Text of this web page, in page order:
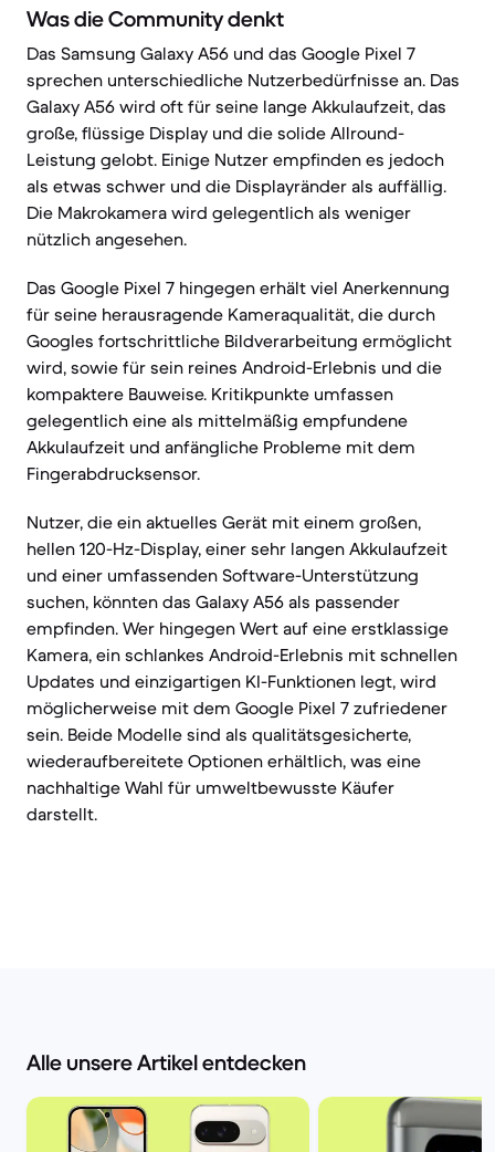
Was die Community denkt
Das Samsung Galaxy A56 und das Google Pixel 7
sprechen unterschiedliche Nutzerbedürfnisse an. Das
Galaxy A56 wird oft für seine lange Akkulaufzeit, das
große, flüssige Display und die solide Allround-
Leistung gelobt. Einige Nutzer empfinden es jedoch
als etwas schwer und die Displayränder als auffällig.
Die Makrokamera wird gelegentlich als weniger
nützlich angesehen.
Das Google Pixel 7 hingegen erhält viel Anerkennung
für seine herausragende Kameraqualität, die durch
Googles fortschrittliche Bildverarbeitung ermöglicht
wird, sowie für sein reines Android-Erlebnis und die
kompaktere Bauweise. Kritikpunkte umfassen
gelegentlich eine als mittelmäßig empfundene
Akkulaufzeit und anfängliche Probleme mit dem
Fingerabdrucksensor.
Nutzer, die ein aktuelles Gerät mit einem großen,
hellen 120-Hz-Display, einer sehr langen Akkulaufzeit
und einer umfassenden Software-Unterstützung
suchen, könnten das Galaxy A56 als passender
empfinden. Wer hingegen Wert auf eine erstklassige
Kamera, ein schlankes Android-Erlebnis mit schnellen
Updates und einzigartigen KI-Funktionen legt, wird
möglicherweise mit dem Google Pixel 7 zufriedener
sein. Beide Modelle sind als qualitätsgesicherte,
wiederaufbereitete Optionen erhältlich, was eine
nachhaltige Wahl für umweltbewusste Käufer
darstellt.
Alle unsere Artikel entdecken